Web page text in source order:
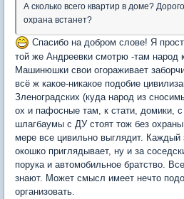
А сколько всего квартир в доме?
охрана встанет?
Спасибо на добром слове! Я
той же Андреевки смотрю -там народ
Машинюшки свои огораживает
всё ж какое-никакое подобие
Зленоградских (куда народ из
ох и пафосные там, к стати, домики,
шлагбаумы с ДУ стоят тож без
мере все цивильно выглядит. Каждый
окошко приглядывает, ну и за
порука и автомобильное братство.
знают. Может смысл имеет нечто
организовать.